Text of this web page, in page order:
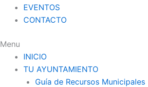
EVENTOS
CONTACTO
Menu
INICIO
TU AYUNTAMIENTO
Guía de Recursos Municipales